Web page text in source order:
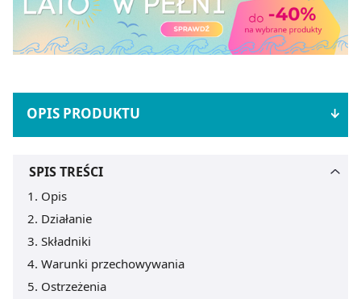
OPIS PRODUKTU
SPIS TREŚCI
Opis
Działanie
Składniki
Warunki przechowywania
Ostrzeżenia